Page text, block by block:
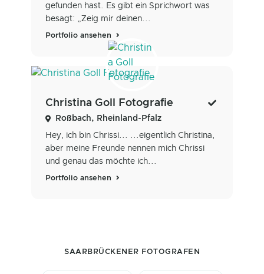
gefunden hast. Es gibt ein Sprichwort was
besagt: „Zeig mir deinen...
Portfolio ansehen
Christina Goll Fotografie
Roßbach, Rheinland-Pfalz
Hey, ich bin Chrissi... ...eigentlich Christina,
aber meine Freunde nennen mich Chrissi
und genau das möchte ich...
Portfolio ansehen
SAARBRÜCKENER FOTOGRAFEN